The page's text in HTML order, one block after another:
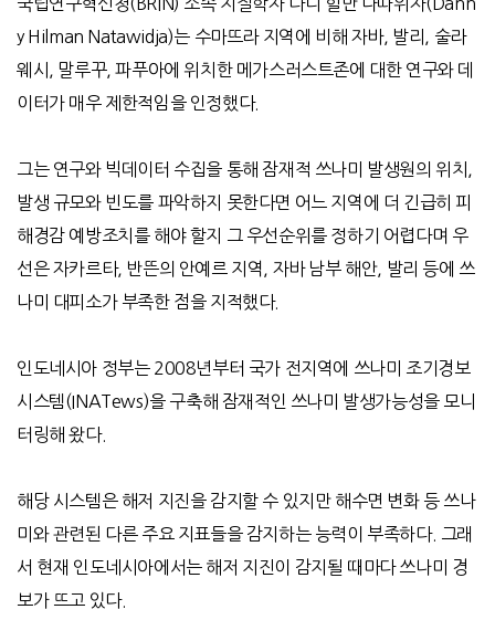
y Hilman Natawidja)는 수마뜨라 지역에 비해 자바, 발리
술라
웨시
말루꾸,파푸아에 위치한 메가스러스트존에 대한 연구와 데
이터가 매우 제한적임을 인정했다.
그는 연구와 빅데이터 수집을 통해 잠재적 쓰나미 발생원의 위치
발생 규모와 빈도를 파악하지 못한다면 어느 지역에 더 긴급히 피
해경감 예방조치를 해야 할지 그 우선순위를 정하기 어렵다며 우
선은 자카르타, 반뜬의 안예르 지역 자바 남부 해안,
발리 등에 쓰
나미 대피소가 부족한 점을 지적했다.
인도네시아 정부는 2008년부터 국가 전지역에 쓰나미 조기경보
시스템(INATews)을 구축해 잠재적인 쓰나미 발생가능성을 모니
터링해 왔다.
해당 시스템은 해저 지진을 감지할 수 있지만 해수면 변화 등 쓰나
미와 관련된 다른 주요 지표들을 감지하는 능력이 부족하다.
그래
서 현재 인도네시아에서는 해저 지진이 감지될 때마다 쓰나미 경
보가 뜨고 있다.